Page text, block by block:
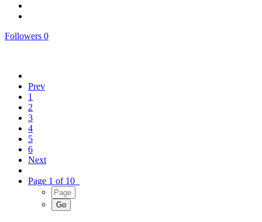
Followers 0
Prev
1
2
3
4
5
6
Next
Page 1 of 10